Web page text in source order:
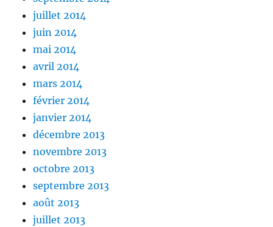
juillet 2014
juin 2014
mai 2014
avril 2014
mars 2014
février 2014
janvier 2014
décembre 2013
novembre 2013
octobre 2013
septembre 2013
août 2013
juillet 2013